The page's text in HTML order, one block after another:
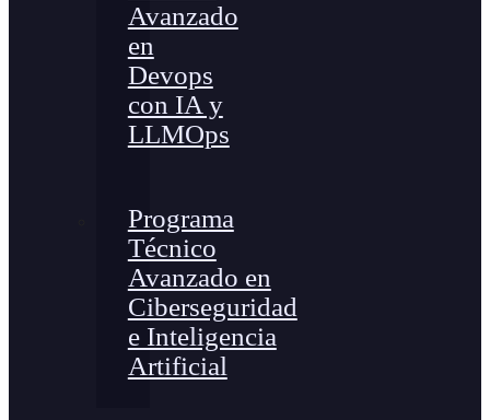
Avanzado
en
Devops
con IA y
LLMOps
Programa
Técnico
Avanzado en
Ciberseguridad
e Inteligencia
Artificial